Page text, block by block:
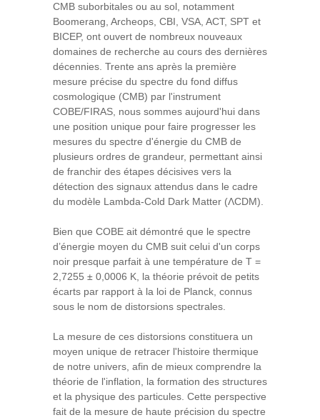
CMB suborbitales ou au sol, notamment
Boomerang, Archeops, CBI, VSA, ACT, SPT et
BICEP, ont ouvert de nombreux nouveaux
domaines de recherche au cours des dernières
décennies. Trente ans après la première
mesure précise du spectre du fond diffus
cosmologique (CMB) par l'instrument
COBE/FIRAS, nous sommes aujourd'hui dans
une position unique pour faire progresser les
mesures du spectre d'énergie du CMB de
plusieurs ordres de grandeur, permettant ainsi
de franchir des étapes décisives vers la
détection des signaux attendus dans le cadre
du modèle Lambda-Cold Dark Matter (ΛCDM).
Bien que COBE ait démontré que le spectre
d’énergie moyen du CMB suit celui d'un corps
noir presque parfait à une température de T =
2,7255 ± 0,0006 K, la théorie prévoit de petits
écarts par rapport à la loi de Planck, connus
sous le nom de distorsions spectrales.
La mesure de ces distorsions constituera un
moyen unique de retracer l'histoire thermique
de notre univers, afin de mieux comprendre la
théorie de l'inflation, la formation des structures
et la physique des particules. Cette perspective
fait de la mesure de haute précision du spectre